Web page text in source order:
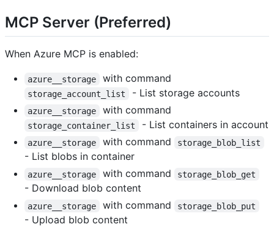
MCP Server (Preferred)
When Azure MCP is enabled:
azure__storage with command
storage_account_list - List storage accounts
azure__storage with command
storage_container_list - List containers in account
azure__storage with command storage_blob_list
- List blobs in container
azure__storage with command storage_blob_get
- Download blob content
azure__storage with command storage_blob_put
- Upload blob content